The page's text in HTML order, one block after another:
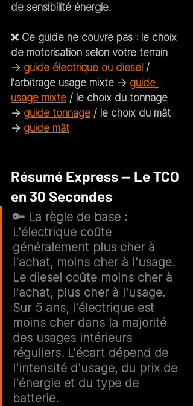
de sensibilité énergie.
❌ Ce guide ne couvre pas : le choix
de motorisation selon votre terrain
→ guide électrique ou diesel /
l'arbitrage usage mixte → guide
usage mixte / le choix du tonnage
→ guide tonnage / le choix du mât
→ guide mât
Résumé Express — Le TCO
en 30 Secondes
🔑 La règle de base :
L'électrique coûte
généralement plus cher à
l'achat, moins cher à l'usage.
Le diesel coûte moins cher à
l'achat, plus cher à l'usage.
Sur 5 ans, l'électrique est
moins cher dans la majorité
des usages intérieurs
réguliers. L'écart dépend de
l'intensité d'usage, du prix de
l'énergie et du type de
batterie.